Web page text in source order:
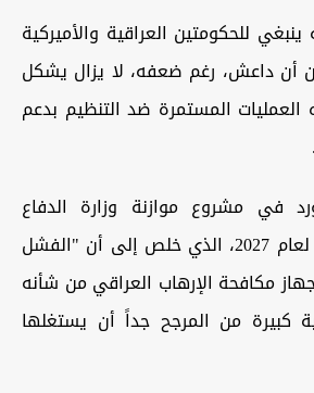
ينبغي للحكومتين العراقية والأميركية
أن داعش، رغم ضعفه، لا يزال يشكل
المستمرة ضد التنظيم بدعم
في مشروع موازنة وزارة الدفاع
الأميركية (البنتاغون) لعام 2027، الذي خلص إلى أن "الفشل
مكافحة الإرهاب العراقي من شأنه
كبيرة من المرجح جداً أن يستغلها